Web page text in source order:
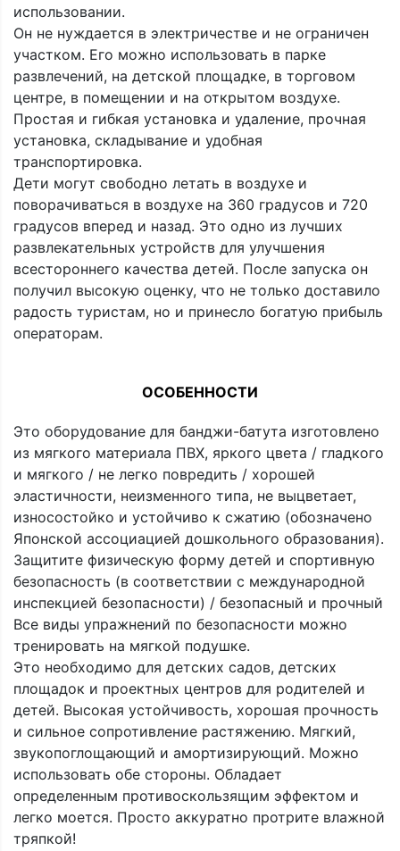
использовании.
Он не нуждается в электричестве и не ограничен
участком. Его можно использовать в парке
развлечений, на детской площадке, в торговом
центре, в помещении и на открытом воздухе.
Простая и гибкая установка и удаление, прочная
установка, складывание и удобная
транспортировка.
Дети могут свободно летать в воздухе и
поворачиваться в воздухе на 360 градусов и 720
градусов вперед и назад. Это одно из лучших
развлекательных устройств для улучшения
всестороннего качества детей. После запуска он
получил высокую оценку, что не только доставило
радость туристам, но и принесло богатую прибыль
операторам.
ОСОБЕННОСТИ
Это оборудование для банджи-батута изготовлено
из мягкого материала ПВХ, яркого цвета / гладкого
и мягкого / не легко повредить / хорошей
эластичности, неизменного типа, не выцветает,
износостойко и устойчиво к сжатию (обозначено
Японской ассоциацией дошкольного образования).
Защитите физическую форму детей и спортивную
безопасность (в соответствии с международной
инспекцией безопасности) / безопасный и прочный
Все виды упражнений по безопасности можно
тренировать на мягкой подушке.
Это необходимо для детских садов, детских
площадок и проектных центров для родителей и
детей. Высокая устойчивость, хорошая прочность
и сильное сопротивление растяжению. Мягкий,
звукопоглощающий и амортизирующий. Можно
использовать обе стороны. Обладает
определенным противоскользящим эффектом и
легко моется. Просто аккуратно протрите влажной
тряпкой!